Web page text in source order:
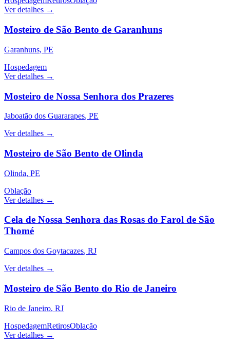
Ver detalhes →
Mosteiro de São Bento de Garanhuns
Garanhuns, PE
Hospedagem
Ver detalhes →
Mosteiro de Nossa Senhora dos Prazeres
Jaboatão dos Guararapes, PE
Ver detalhes →
Mosteiro de São Bento de Olinda
Olinda, PE
Oblação
Ver detalhes →
Cela de Nossa Senhora das Rosas do Farol de São
Thomé
Campos dos Goytacazes, RJ
Ver detalhes →
Mosteiro de São Bento do Rio de Janeiro
Rio de Janeiro, RJ
HospedagemRetirosOblação
Ver detalhes →